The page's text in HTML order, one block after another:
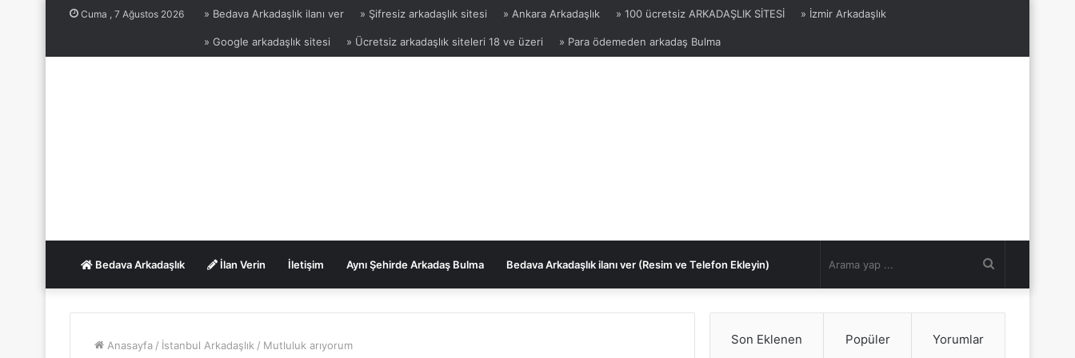
Cuma , 7 Ağustos 2026 » Bedava Arkadaşlık ilanı ver » Şifresiz arkadaşlık sitesi » Ankara Arkadaşlık » 100 ücretsiz ARKADAŞLIK SİTESİ » İzmir Arkadaşlık
» Google arkadaşlık sitesi » Ücretsiz arkadaşlık siteleri 18 ve üzeri » Para ödemeden arkadaş Bulma
Bedava Arkadaşlık İlan Verin İletişim Aynı Şehirde Arkadaş Bulma Bedava Arkadaşlık ilanı ver (Resim ve Telefon Ekleyin)
yap
Anasayfa / İstanbul Arkadaşlık / Mutluluk arıyorum Son Eklenen Popüler Yorumlar